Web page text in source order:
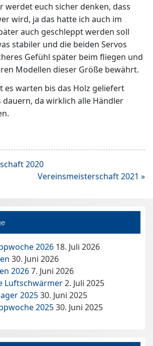
werdet euch sicher denken, dass
wird, ja das hatte ich auch im
auch geschleppt werden soll
stabiler und die beiden Servos
Gefühl später beim fliegen und
Modellen dieser Größe bewährt.
es warten bis das Holz geliefert
da wirklich alle Händler
2020
Vereinsmeisterschaft 2021 »
2026 18. Juli 2026
30. Juni 2026
20267. Juni 2026
Luftschwärmer2. Juli 2025
202530. Juni 2025
202530. Juni 2025